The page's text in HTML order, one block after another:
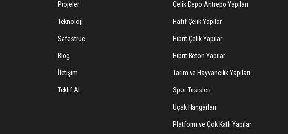
Projeler
Teknoloji
Safestruc
Blog
İletişim
Teklif Al
Çelik Depo Antrepo Yapıları
Hafif Çelik Yapılar
Hibrit Çelik Yapılar
Hibrit Beton Yapılar
Tarım ve Hayvancılık Yapıları
Spor Tesisleri
Uçak Hangarları
Platform ve Çok Katlı Yapılar